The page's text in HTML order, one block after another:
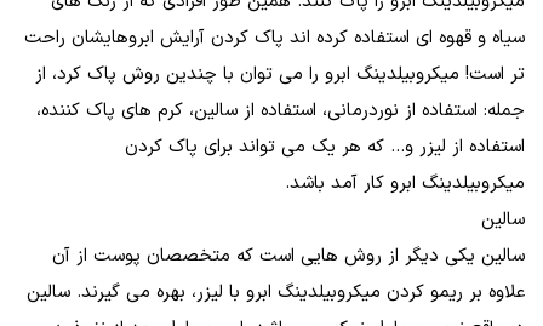
سیاه و قهوه ای استفاده کرده اند پاک کردن آرایش ابروهایشان راحت
تر است! میکروبیلدینگ ابرو را می توان با چندین روش پاک کرد، از
جمله: استفاده از نوردرمانی، استفاده از سالین، کرم های پاک کننده،
استفاده از لیزر و... که هر یک می تواند برای پاک کردن
میکروبیلدینگ ابرو کار آمد باشد.
سالین
سالین یکی دیگر از روش هایی است که متخصصان پوست از آن
علاوه بر ریمو کردن میکروبیلدینگ ابرو با لیزر، بهره می گیرند. سالین